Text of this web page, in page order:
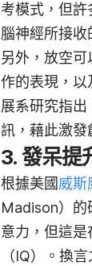
考模式，但
腦神經所接收
另外，放空
作的表現，
展系研究指
訊，藉此激發
3. 發呆提
根據美國威斯
Madison）的
意力，但這
（IQ）。換